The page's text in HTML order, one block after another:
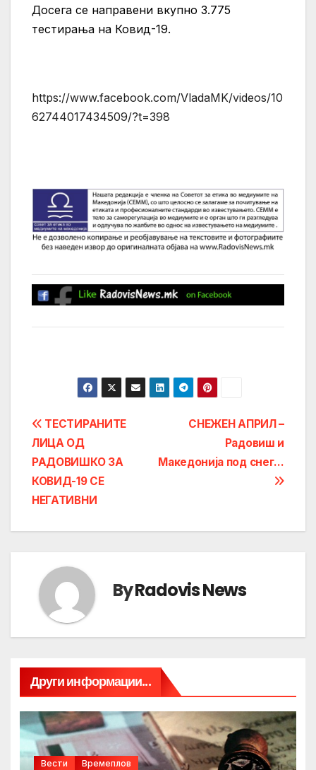
Досега се направени вкупно 3.775
тестирања на Ковид-19.
https://www.facebook.com/VladaMK/videos/10
62744017434509/?t=398
Post
navigation
СНЕЖЕН АПРИЛ –
Радовиш и
Македонија под снег…
ТЕСТИРАНИТЕ
ЛИЦА ОД
РАДОВИШКО ЗА
КОВИД-19 СЕ
НЕГАТИВНИ
ByRadovis News
Други информации...
Вести Времеплов